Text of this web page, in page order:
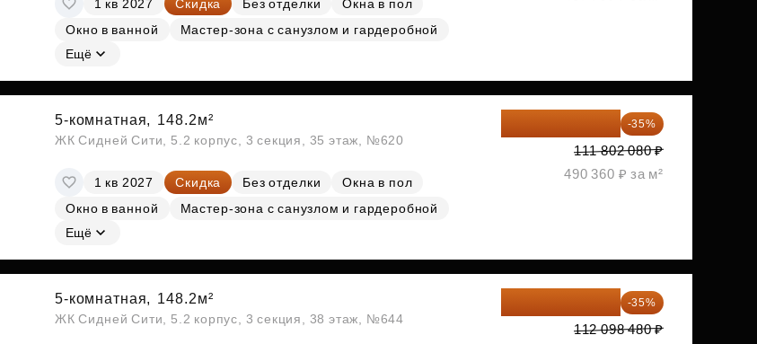
Субсидии
1 кв 2027 Скидка Без отделки
Окна в пол
Окно в ванной
Мастер-зона с санузлом и гардеробной
Ещё
5-комнатная, 148.2м²
ЖК Сидней Сити, 5.2 корпус, 3 секция, 35 этаж, №620
1 кв 2027 Скидка Без отделки
Окна в пол
Окно в ванной
Мастер-зона с санузлом и гардеробной
Ещё
-35%
111 802 080 ₽
490 360 ₽ за м²
5-комнатная, 148.2м²
ЖК Сидней Сити, 5.2 корпус, 3 секция, 38 этаж, №644
-35%
112 098 480 ₽